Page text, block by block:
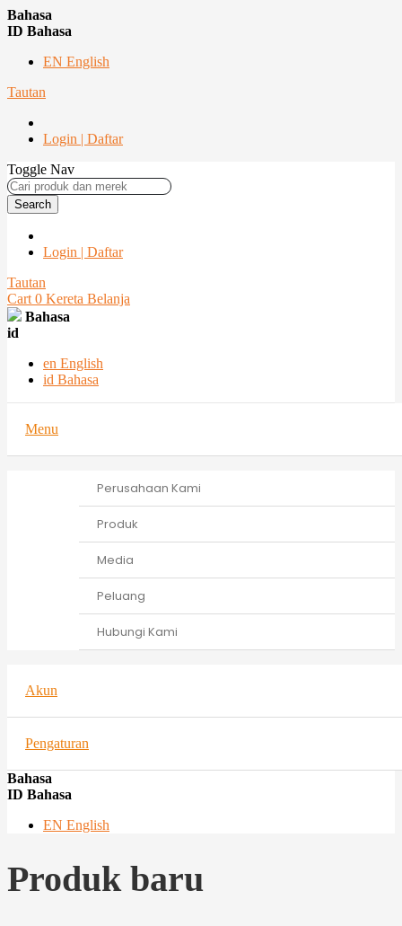
Bahasa
ID Bahasa
EN English
Tautan
Login | Daftar
Toggle Nav
Search
Login | Daftar
Tautan
Cart 0 Kereta Belanja
Bahasa
id
en English
id Bahasa
Menu
Perusahaan Kami
Produk
Media
Peluang
Hubungi Kami
Akun
Pengaturan
Bahasa
ID Bahasa
EN English
Produk baru